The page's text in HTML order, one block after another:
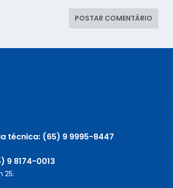
técnica: (65) 9 9995-8447
9 8174-0013
25.